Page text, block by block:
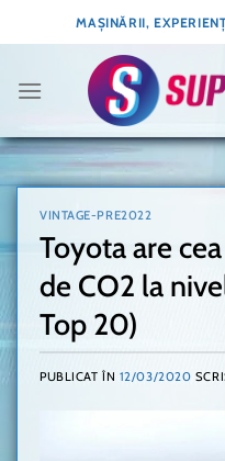
to
MAȘINĂRII,
VINTAGE-PRE2022
Toyota are
de CO2 la
Top 20)
PUBLICAT ÎN 12/03/2020